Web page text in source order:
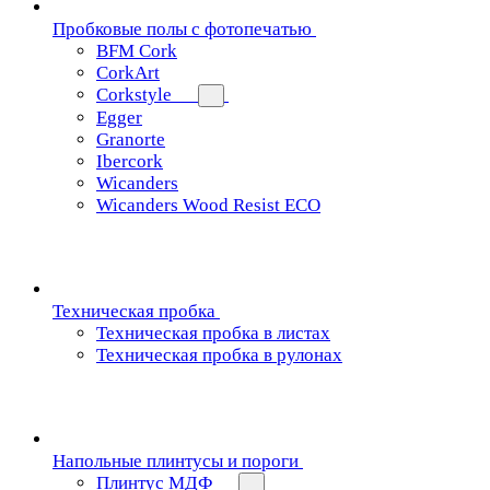
Пробковые полы с фотопечатью
BFM Cork
CorkArt
Corkstyle
Egger
Granorte
Ibercork
Wicanders
Wicanders Wood Resist ECO
Техническая пробка
Техническая пробка в листах
Техническая пробка в рулонах
Напольные плинтусы и пороги
Плинтус МДФ